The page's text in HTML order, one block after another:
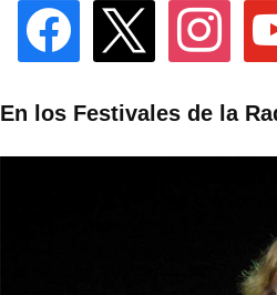
facebook instagram
En los Festivales de la